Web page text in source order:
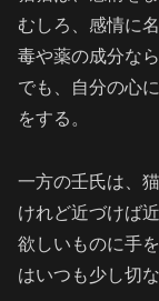
むしろ、感情に
毒や薬の成分な
でも、自分の心
をする。
一方の壬氏は、
けれど近づけば
欲しいものに手
はいつも少し切